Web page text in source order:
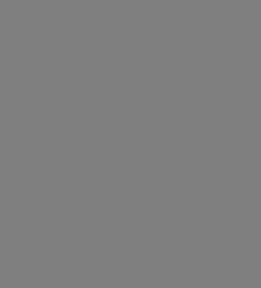
öppnas i nytt fönster.
öppnas i nytt fönster.